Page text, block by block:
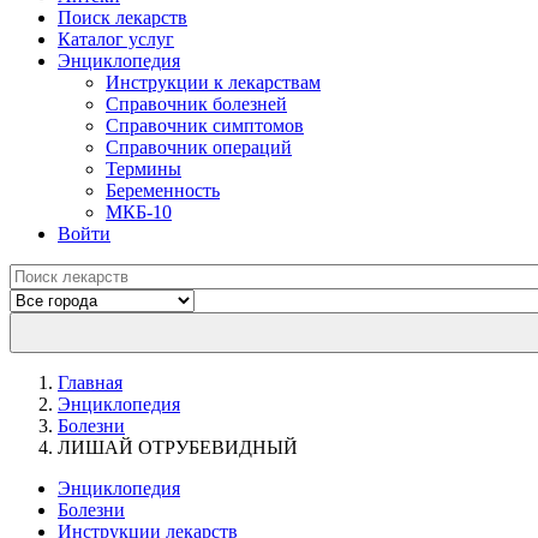
Поиск лекарств
Каталог услуг
Энциклопедия
Инструкции к лекарствам
Справочник болезней
Справочник симптомов
Справочник операций
Термины
Беременность
МКБ-10
Войти
Главная
Энциклопедия
Болезни
ЛИШАЙ ОТРУБЕВИДНЫЙ
Энциклопедия
Болезни
Инструкции лекарств